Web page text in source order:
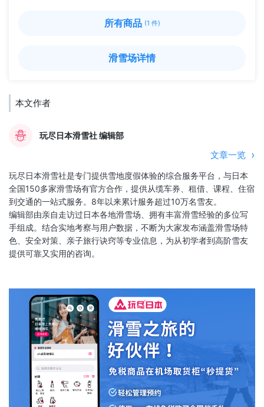
所有商品 (1 件)
滑雪场详情
本文作者
玩尽日本滑雪社 编辑部
文章一览
玩尽日本滑雪社是专门提供雪地度假体验的综合服务平台，与日本
全国150多家滑雪场有官方合作，提供从缆车券、租借、课程、住宿
到交通的一站式服务。8年以来累计服务超过10万名雪友。
编辑部由亲自走访过日本各地滑雪场、拥有丰富滑雪经验的多位写
手组成。结合实地考察与用户数据，不断为大家发布涵盖滑雪场特
色、安全对策、亲子旅行诀窍等专业信息，为从初学者到高阶雪友